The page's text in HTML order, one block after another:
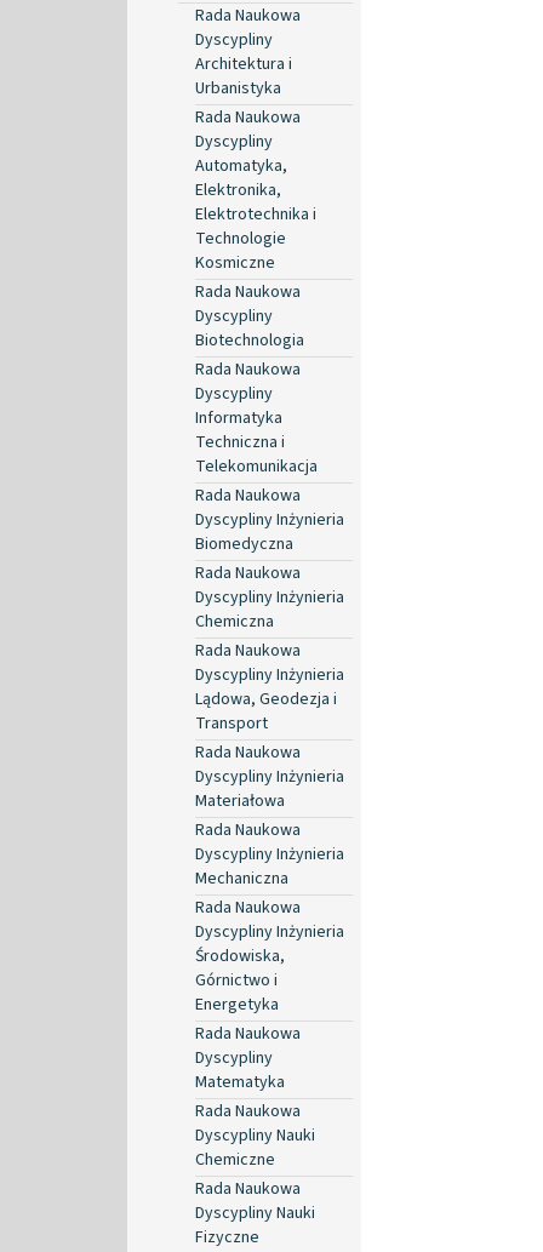
Rada Naukowa
Dyscypliny
Architektura i
Urbanistyka
Rada Naukowa
Dyscypliny
Automatyka,
Elektronika,
Elektrotechnika i
Technologie
Kosmiczne
Rada Naukowa
Dyscypliny
Biotechnologia
Rada Naukowa
Dyscypliny
Informatyka
Techniczna i
Telekomunikacja
Rada Naukowa
Dyscypliny Inżynieria
Biomedyczna
Rada Naukowa
Dyscypliny Inżynieria
Chemiczna
Rada Naukowa
Dyscypliny Inżynieria
Lądowa, Geodezja i
Transport
Rada Naukowa
Dyscypliny Inżynieria
Materiałowa
Rada Naukowa
Dyscypliny Inżynieria
Mechaniczna
Rada Naukowa
Dyscypliny Inżynieria
Środowiska,
Górnictwo i
Energetyka
Rada Naukowa
Dyscypliny
Matematyka
Rada Naukowa
Dyscypliny Nauki
Chemiczne
Rada Naukowa
Dyscypliny Nauki
Fizyczne